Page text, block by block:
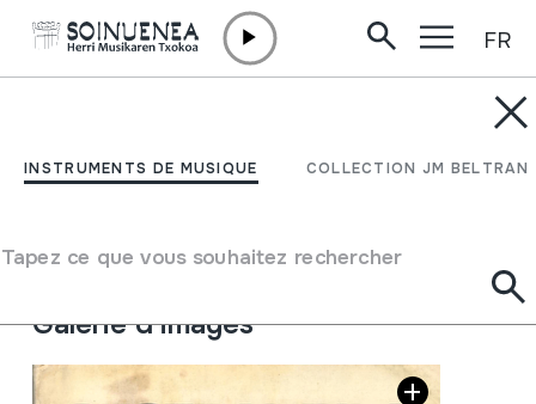
INSTRUMENTS DE MUSIQUE COLLECTION JM BELTRAN
Tapez ce que vous souhaitez rechercher
FR
Sustrai bila
Type de collection
Bibliothèque
Emplacement:
Galerie d'images